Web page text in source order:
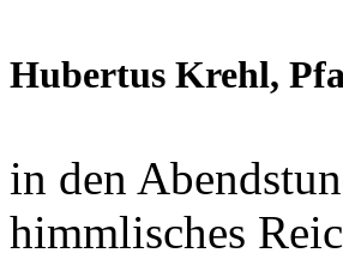
Hubertus Krehl,
in den
himmlisches